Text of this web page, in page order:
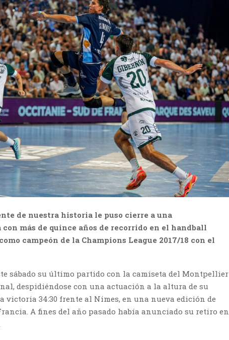
de nuestra historia le puso cierre a una
más de quince años de recorrido en el handball
campeón de la Champions League 2017/18 con el
sábado su último partido con la camiseta del Montpellier
despidiéndose con una actuación a la altura de su
victoria 34:30 frente al Nimes, en una nueva edición de
A fines del año pasado había anunciado su retiro en